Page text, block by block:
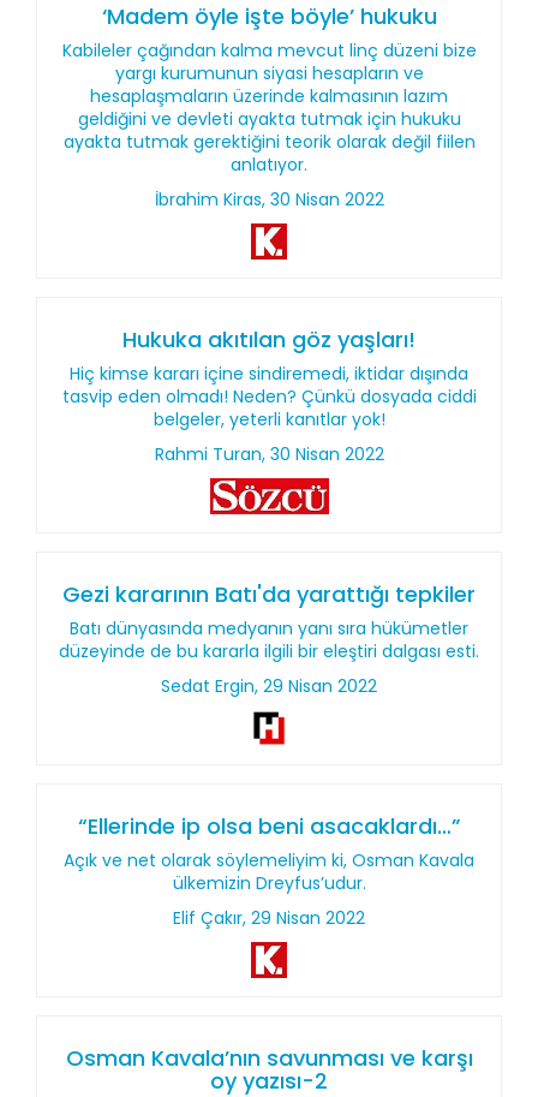
‘Madem öyle işte böyle’ hukuku
Kabileler çağından kalma mevcut linç düzeni bize
yargı kurumunun siyasi hesapların ve
hesaplaşmaların üzerinde kalmasının lazım
geldiğini ve devleti ayakta tutmak için hukuku
ayakta tutmak gerektiğini teorik olarak değil fiilen
anlatıyor.
İbrahim Kiras, 30 Nisan 2022
Hukuka akıtılan göz yaşları!
Hiç kimse kararı içine sindiremedi, iktidar dışında
tasvip eden olmadı! Neden? Çünkü dosyada ciddi
belgeler, yeterli kanıtlar yok!
Rahmi Turan, 30 Nisan 2022
Gezi kararının Batı'da yarattığı tepkiler
Batı dünyasında medyanın yanı sıra hükümetler
düzeyinde de bu kararla ilgili bir eleştiri dalgası esti.
Sedat Ergin, 29 Nisan 2022
“Ellerinde ip olsa beni asacaklardı…”
Açık ve net olarak söylemeliyim ki, Osman Kavala
ülkemizin Dreyfus’udur.
Elif Çakır, 29 Nisan 2022
Osman Kavala’nın savunması ve karşı
oy yazısı-2